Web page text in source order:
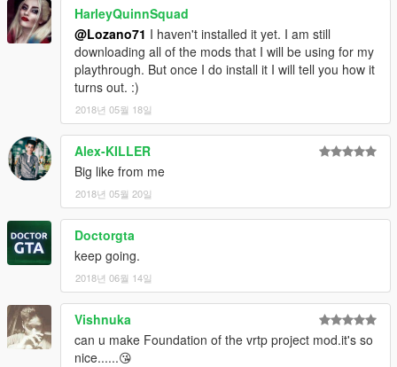
HarleyQuinnSquad
@Lozano71 I haven't installed it yet. I am still
downloading all of the mods that I will be using for my
playthrough. But once I do install it I will tell you how it
turns out. :)
2018년 05월 18일
Alex-KILLER
Big like from me
2018년 05월 20일
Doctorgta
keep going.
2018년 06월 14일
Vishnuka
can u make Foundation of the vrtp project mod.it's so
nice......😘